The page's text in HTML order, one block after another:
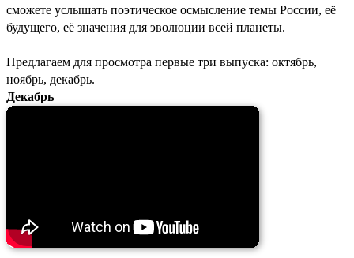
сможете услышать поэтическое осмысление темы России, её
будущего, её значения для эволюции всей планеты.
Предлагаем для просмотра первые три выпуска: октябрь,
ноябрь, декабрь.
Декабрь